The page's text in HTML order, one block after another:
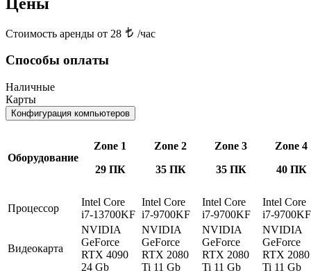
Стоимость аренды от 28 /час
Способы оплаты
Наличные
Карты
Конфигурация компьютеров
Оборудование
Zone 1
29 ПК
Zone 2
35 ПК
Zone 3
35 ПК
Zone 4
40 ПК
Процессор
Intel Core
i7-13700KF
Intel Core
i7-9700KF
Intel Core
i7-9700KF
Intel Core
i7-9700KF
Видеокарта
NVIDIA
GeForce
RTX 4090
24 Gb
NVIDIA
GeForce
RTX 2080
Ti 11 Gb
NVIDIA
GeForce
RTX 2080
Ti 11 Gb
NVIDIA
GeForce
RTX 2080
Ti 11 Gb